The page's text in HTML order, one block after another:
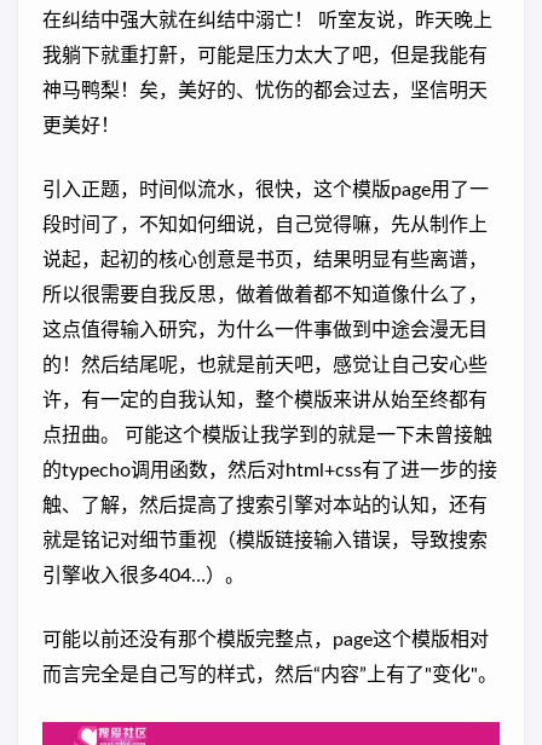
在纠结中强大就在纠结中溺亡！ 听室友说，昨天晚上
我躺下就重打鼾，可能是压力太大了吧，但是我能有
神马鸭梨！矣，美好的、忧伤的都会过去，坚信明天
更美好！
引入正题，时间似流水，很快，这个模版page用了一
段时间了，不知如何细说，自己觉得嘛，先从制作上
说起，起初的核心创意是书页，结果明显有些离谱，
所以很需要自我反思，做着做着都不知道像什么了，
这点值得输入研究，为什么一件事做到中途会漫无目
的！然后结尾呢，也就是前天吧，感觉让自己安心些
许，有一定的自我认知，整个模版来讲从始至终都有
点扭曲。 可能这个模版让我学到的就是一下未曾接触
的typecho调用函数，然后对html+css有了进一步的接
触、了解，然后提高了搜索引擎对本站的认知，还有
就是铭记对细节重视（模版链接输入错误，导致搜索
引擎收入很多404…）。
可能以前还没有那个模版完整点，page这个模版相对
而言完全是自己写的样式，然后“内容”上有了"变化"。